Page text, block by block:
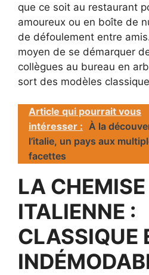
que ce soit au restaurant
amoureux ou en boîte de
de défoulement entre
moyen de se démarquer
collègues au bureau en
sort des modèles
Article qui pourrait vous
intéresser : À la
l’italie, un pays aux
facettes
LA CHEMISE
ITALIENNE :
CLASSIQUE